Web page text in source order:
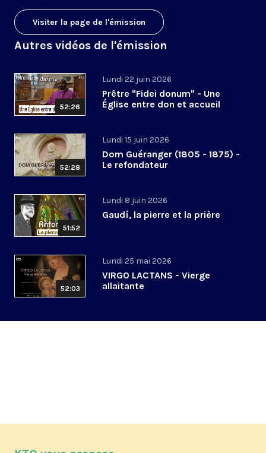
Visiter la page de l'émission
Autres vidéos de l'émission
52:26
Lundi 22 juin 2026
Prêtre "Fidei donum" - Une
Église entre don et accueil
52:28
Lundi 15 juin 2026
Dom Guéranger (1805 - 1875) -
Le refondateur
51:52
Lundi 8 juin 2026
Gaudí, la pierre et la prière
52:03
Lundi 25 mai 2026
VIRGO LACTANS - Vierge
allaitante